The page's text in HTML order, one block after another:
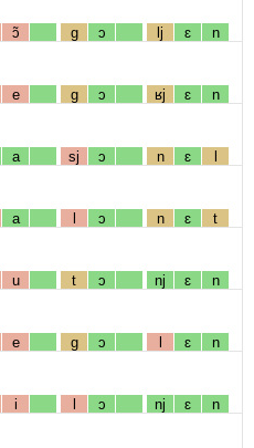
ɔ̃ g ɔ lj ɛ n
e g ɔ ʁj ɛ n
a sj ɔ n ɛ l
a l ɔ n ɛ t
u t ɔ nj ɛ n
e g ɔ l ɛ n
i l ɔ nj ɛ n